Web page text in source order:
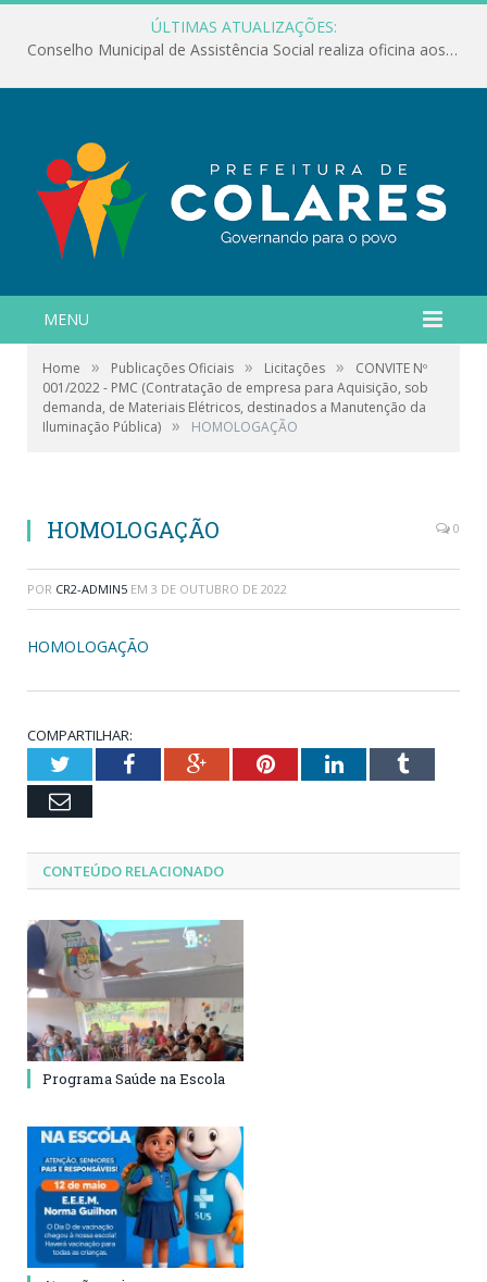
ÚLTIMAS ATUALIZAÇÕES:
Conselho Municipal de Assistência Social realiza oficina aos servidores
MENU
Home » Publicações Oficiais » Licitações »
CONVITE Nº
001/2022 - PMC (Contratação de empresa para Aquisição, sob
demanda, de Materiais Elétricos, destinados a Manutenção da
Iluminação Pública) » HOMOLOGAÇÃO
HOMOLOGAÇÃO 0
POR CR2-ADMIN5 EM 3 DE OUTUBRO DE 2022
HOMOLOGAÇÃO
COMPARTILHAR:
TwitterFacebookGoogle+PinterestLinkedInTumblr
Email
CONTEÚDO RELACIONADO
Programa Saúde na Escola